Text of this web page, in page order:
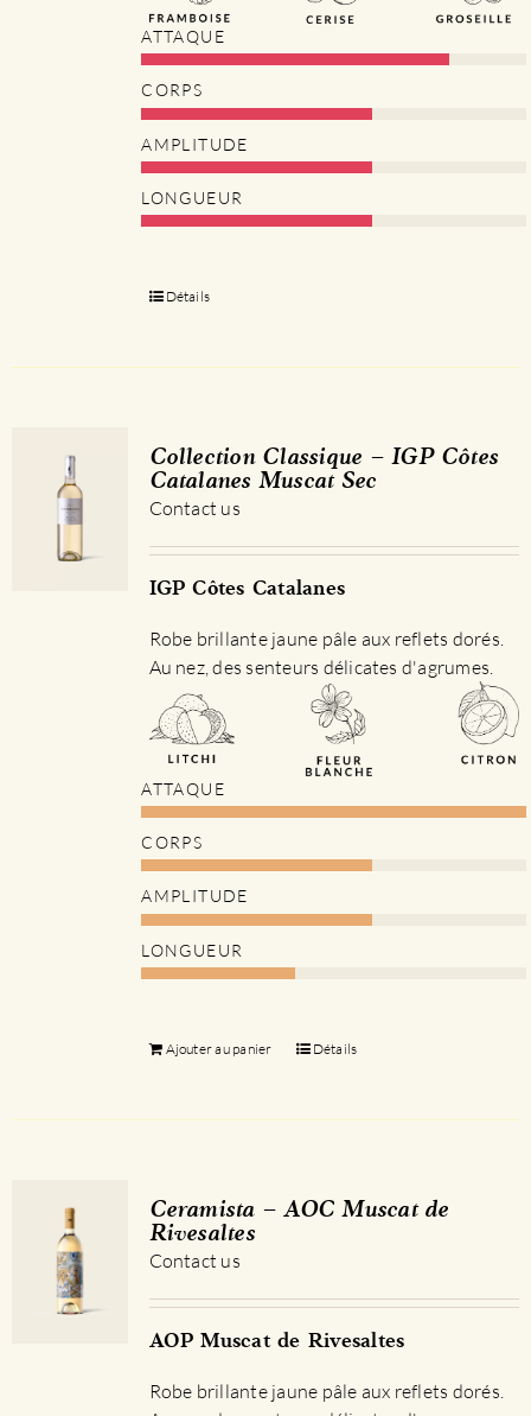
ATTAQUE
CORPS
AMPLITUDE
LONGUEUR
Détails
Collection Classique – IGP Côtes
Catalanes Muscat Sec
Contact us
IGP Côtes Catalanes
Robe brillante jaune pâle aux reflets dorés.
Au nez, des senteurs délicates d'agrumes.
ATTAQUE
CORPS
AMPLITUDE
LONGUEUR
Ajouter au panier Détails
Ceramista – AOC Muscat de
Rivesaltes
Contact us
AOP Muscat de Rivesaltes
Robe brillante jaune pâle aux reflets dorés.